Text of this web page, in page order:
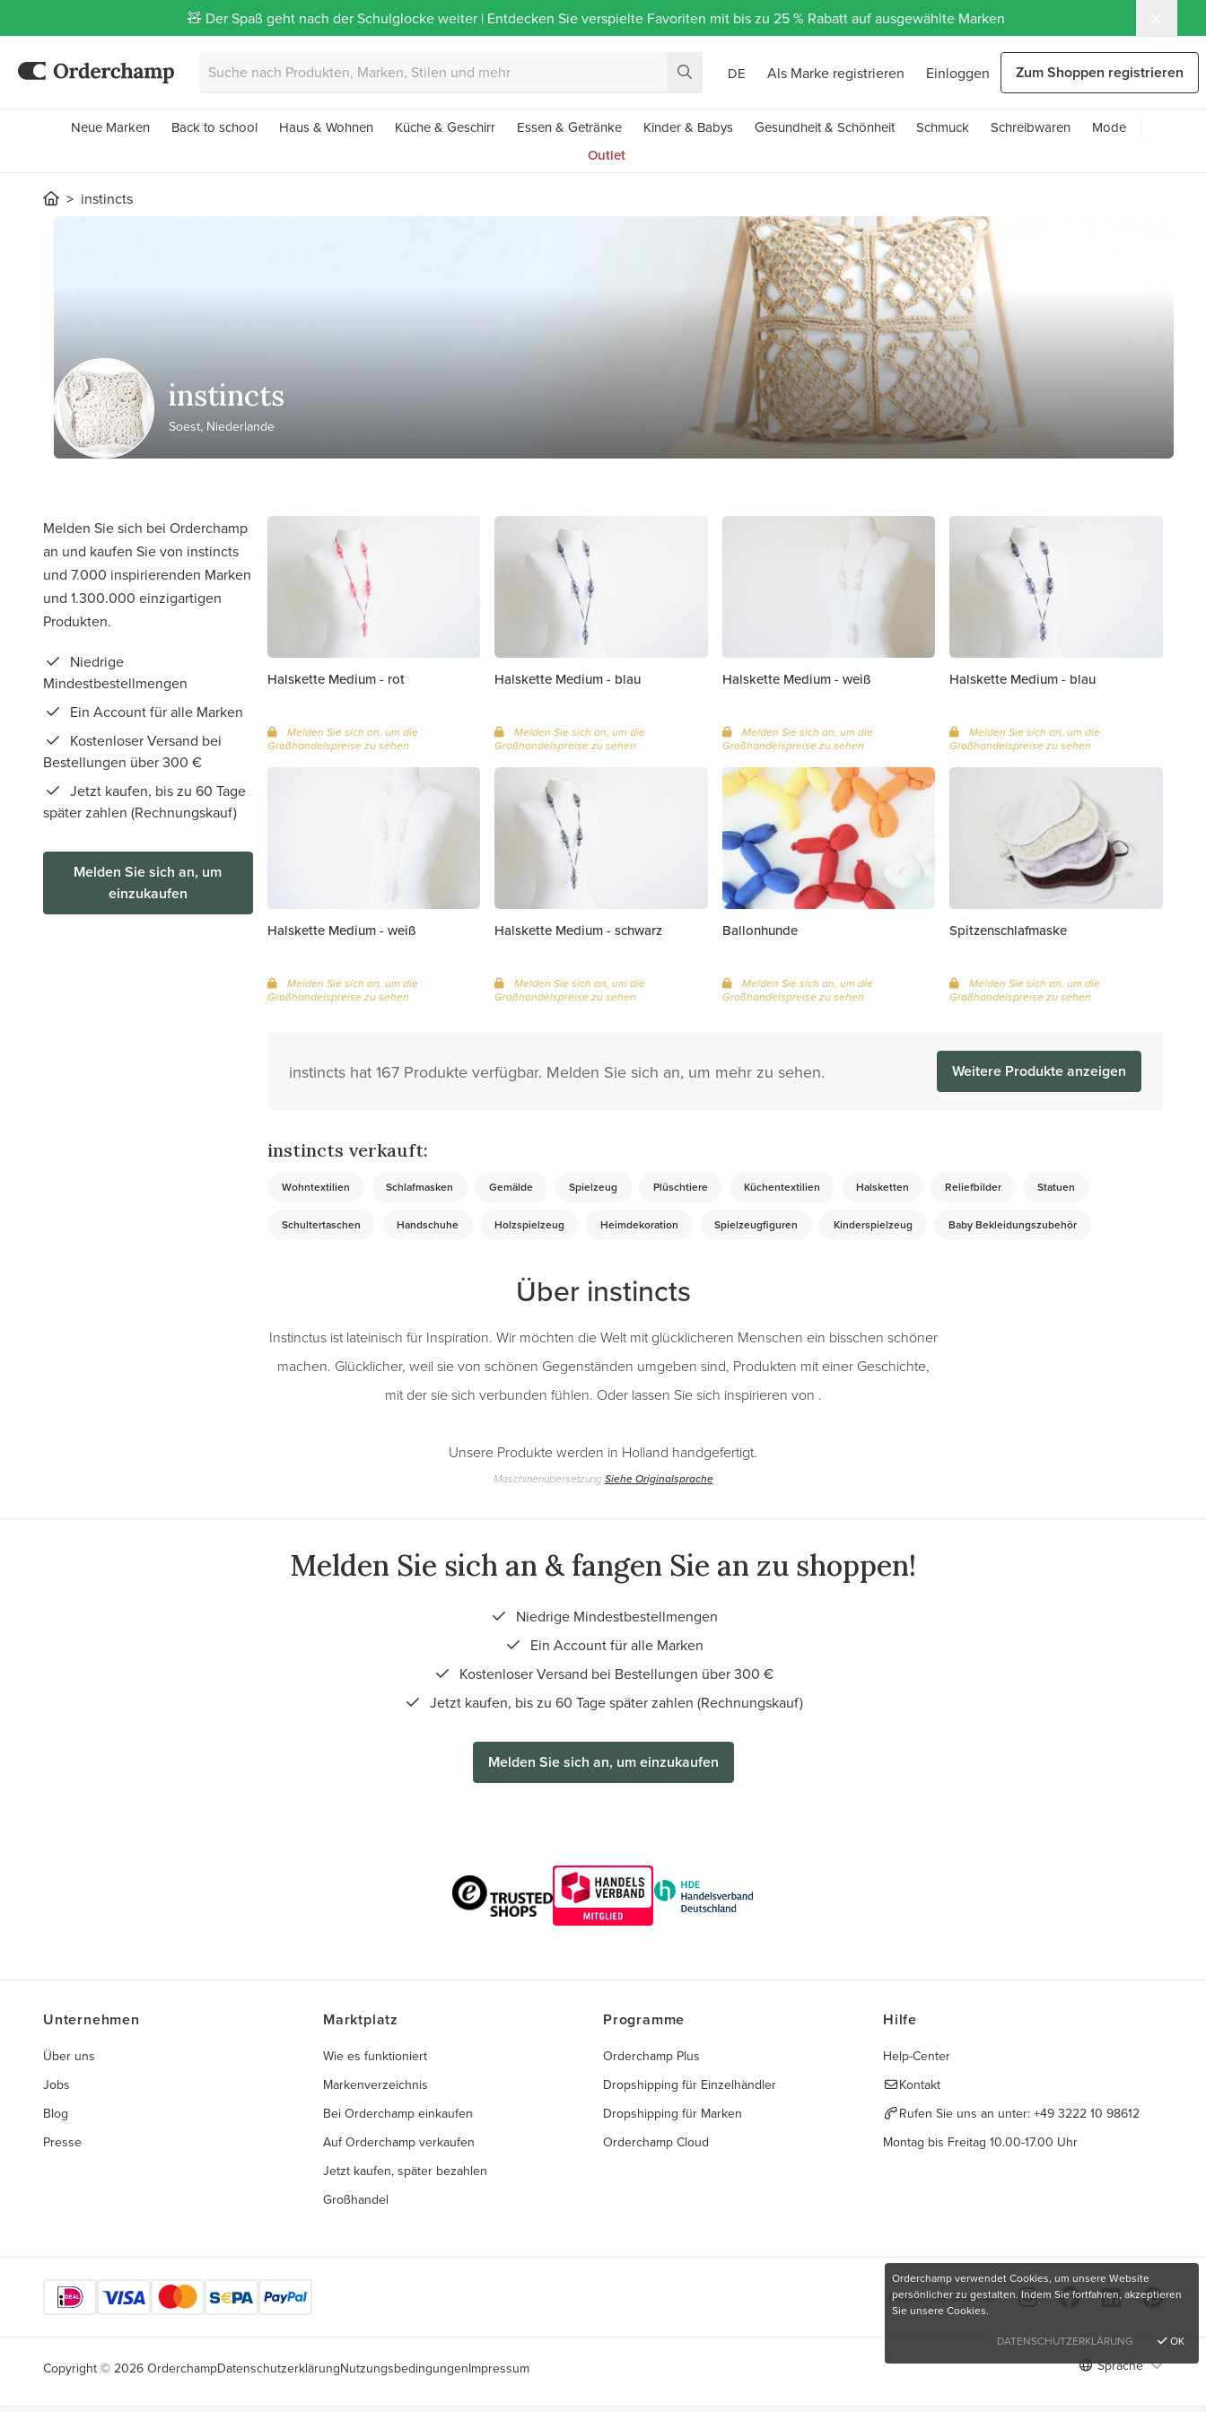
🧸 Der Spaß geht nach der Schulglocke weiter | Entdecken Sie verspielte Favoriten mit bis zu 25 % Rabatt auf ausgewählte Marken
DE Als Marke registrieren Einloggen Zum Shoppen registrieren
Neue Marken Back to school Haus & Wohnen Küche & Geschirr Essen & Getränke Kinder & Babys Gesundheit & Schönheit Schmuck Schreibwaren
Mode
Outlet
instincts
instincts
Soest, Niederlande
Melden Sie sich bei Orderchamp
an und kaufen Sie von instincts
und 7.000 inspirierenden Marken
und 1.300.000 einzigartigen
Produkten.
Niedrige
Mindestbestellmengen
Ein Account für alle Marken
Kostenloser Versand bei
Bestellungen über 300 €
Jetzt kaufen, bis zu 60 Tage
später zahlen (Rechnungskauf)
Melden Sie sich an, um
einzukaufen
Halskette Medium - rot
Melden Sie sich an, um die
Großhandelspreise zu sehen
Halskette Medium - blau
Melden Sie sich an, um die
Großhandelspreise zu sehen
Halskette Medium - weiß
Melden Sie sich an, um die
Großhandelspreise zu sehen
Halskette Medium - blau
Melden Sie sich an, um die
Großhandelspreise zu sehen
Halskette Medium - weiß
Melden Sie sich an, um die
Großhandelspreise zu sehen
Halskette Medium - schwarz
Melden Sie sich an, um die
Großhandelspreise zu sehen
Ballonhunde
Melden Sie sich an, um die
Großhandelspreise zu sehen
Spitzenschlafmaske
Melden Sie sich an, um die
Großhandelspreise zu sehen
instincts hat 167 Produkte verfügbar. Melden Sie sich an, um mehr zu sehen. Weitere Produkte anzeigen
instincts verkauft:
Wohntextilien Schlafmasken Gemälde Spielzeug Plüschtiere Küchentextilien Halsketten Reliefbilder Statuen
Schultertaschen Handschuhe Holzspielzeug Heimdekoration Spielzeugfiguren Kinderspielzeug Baby Bekleidungszubehör
Über instincts
Instinctus ist lateinisch für Inspiration. Wir möchten die Welt mit glücklicheren Menschen ein bisschen schöner
machen. Glücklicher, weil sie von schönen Gegenständen umgeben sind, Produkten mit einer Geschichte,
mit der sie sich verbunden fühlen. Oder lassen Sie sich inspirieren von .
Unsere Produkte werden in Holland handgefertigt.
MaschinenübersetzungSiehe Originalsprache
Melden Sie sich an & fangen Sie an zu shoppen!
Niedrige Mindestbestellmengen
Ein Account für alle Marken
Kostenloser Versand bei Bestellungen über 300 €
Jetzt kaufen, bis zu 60 Tage später zahlen (Rechnungskauf)
Melden Sie sich an, um einzukaufen
Unternehmen
Über uns
Jobs
Blog
Presse
Marktplatz
Wie es funktioniert
Markenverzeichnis
Bei Orderchamp einkaufen
Auf Orderchamp verkaufen
Jetzt kaufen, später bezahlen
Großhandel
Programme
Orderchamp Plus
Dropshipping für Einzelhändler
Dropshipping für Marken
Orderchamp Cloud
Hilfe
Help-Center
Kontakt
Rufen Sie uns an unter: +49 3222 10 98612
Montag bis Freitag 10.00-17.00 Uhr
Finden Sie uns hier
Copyright © 2026 OrderchampDatenschutzerklärungNutzungsbedingungenImpressum Sprache
Orderchamp verwendet Cookies, um unsere Website
persönlicher zu gestalten. Indem Sie fortfahren, akzeptieren
Sie unsere Cookies.
DATENSCHUTZERKLÄRUNG
OK